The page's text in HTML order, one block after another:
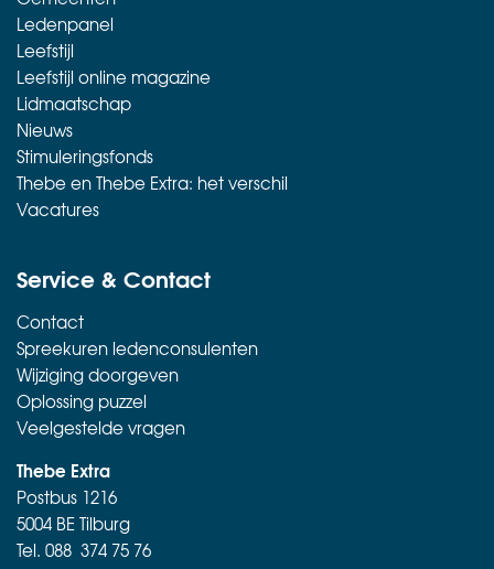
Ledenpanel
Leefstijl
Leefstijl online magazine
Lidmaatschap
Nieuws
Stimuleringsfonds
Thebe en Thebe Extra: het verschil
Vacatures
Service & Contact
Contact
Spreekuren ledenconsulenten
Wijziging doorgeven
Oplossing puzzel
Veelgestelde vragen
Thebe Extra
Postbus 1216
5004 BE Tilburg
Tel. 088 374 75 76